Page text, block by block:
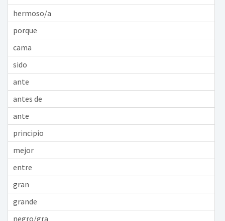
hermoso/a
porque
cama
sido
ante
antes de
ante
principio
mejor
entre
gran
grande
negro/gra